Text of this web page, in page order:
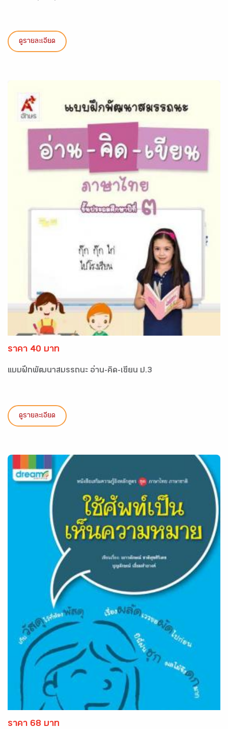
ดูรายละเอียด
ราคา 40 บาท
แบบฝึกพัฒนาสมรรถนะ อ่าน-คิด-เขียน ป.3
ดูรายละเอียด
ราคา 68 บาท